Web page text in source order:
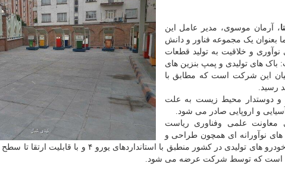
، آرمان موسوی، مدیر عامل این
بعنوان یک مجموعه فناور و دانش
نوآوری و خلاقیت به تولید قطعات
باک های تولیدی و پمپ بنزین های
این شرکت است که مطابق با
رسید.
و دوستدار محیط زیست به علت
و اروپایی صادر می شود.
معاونت علمی وفناوری ریاست
نوآورانه ای همچون طراحی و
است که توسط شرکت عرضه می شود.